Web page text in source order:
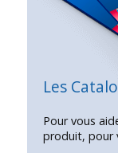
Les
Pour vous
produit, pour